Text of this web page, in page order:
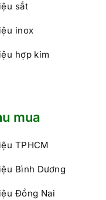
sắt
inox
hợp kim
mua
TPHCM
Bình Dương
Đồng Nai